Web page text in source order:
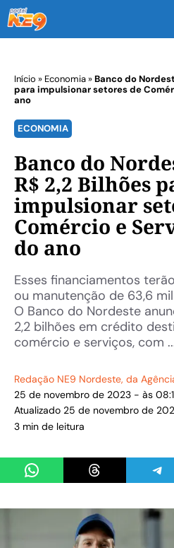
Início » Economia»Banco do
para impulsionar setores de
ano
ECONOMIA
Banco do
R$ 2,2 Bilhões
impulsionar
Comércio e
do ano
Esses financiamentos
ou manutenção de 63,6
O Banco do Nordeste
2,2 bilhões em crédito
comércio e serviços, com
Redação NE9 Nordeste, da
25 de novembro de 2023 - às
Atualizado 25 de novembro de
3 min de leitura
Share on WhatsAppShare on Threads